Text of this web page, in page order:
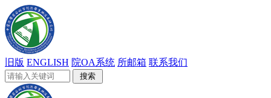
旧版 ENGLISH 院OA系统 所邮箱 联系我们